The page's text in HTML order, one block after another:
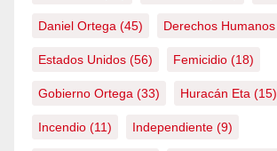
Daniel Ortega (45) Derechos Humanos
Estados Unidos (56) Femicidio (18)
Gobierno Ortega (33) Huracán Eta (15)
Incendio (11) Independiente (9)